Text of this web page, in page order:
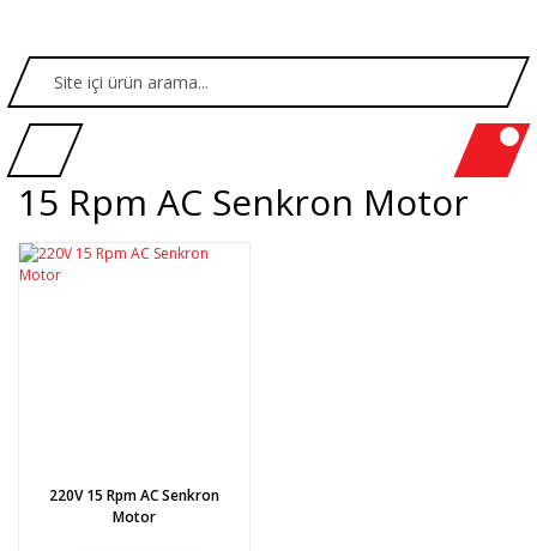
15 Rpm AC Senkron Motor
220V 15 Rpm AC Senkron
Motor